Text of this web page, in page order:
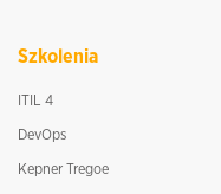
Szkolenia
ITIL 4
DevOps
Kepner Tregoe